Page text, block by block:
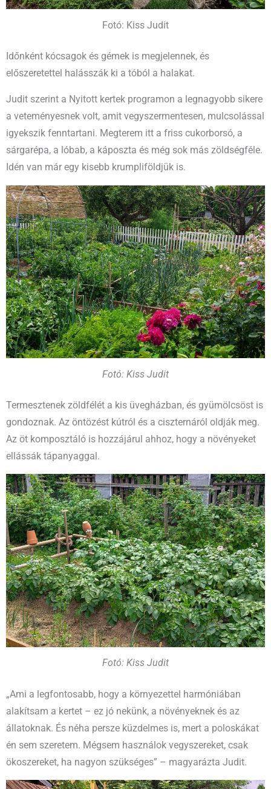
Fotó: Kiss Judit
Időnként kócsagok és gémek is megjelennek, és
előszeretettel halásszák ki a tóból a halakat.
Judit szerint a Nyitott kertek programon a legnagyobb sikere
a veteményesnek volt, amit vegyszermentesen, mulcsolással
igyekszik fenntartani. Megterem itt a friss cukorborsó, a
sárgarépa, a lóbab, a káposzta és még sok más zöldségféle.
Idén van már egy kisebb krumpliföldjük is.
Fotó: Kiss Judit
Termesztenek zöldfélét a kis üvegházban, és gyümölcsöst is
gondoznak. Az öntözést kútról és a ciszternáról oldják meg.
Az öt komposztáló is hozzájárul ahhoz, hogy a növényeket
ellássák tápanyaggal.
Fotó: Kiss Judit
„Ami a legfontosabb, hogy a környezettel harmóniában
alakítsam a kertet – ez jó nekünk, a növényeknek és az
állatoknak. És néha persze küzdelmes is, mert a poloskákat
én sem szeretem. Mégsem használok vegyszereket, csak
ökoszereket, ha nagyon szükséges” – magyarázta Judit.